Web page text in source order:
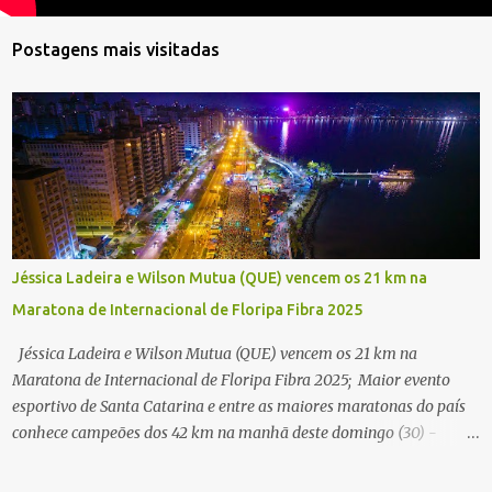
Postagens mais visitadas
Jéssica Ladeira e Wilson Mutua (QUE) vencem os 21 km na
Maratona de Internacional de Floripa Fibra 2025
Jéssica Ladeira e Wilson Mutua (QUE) vencem os 21 km na
Maratona de Internacional de Floripa Fibra 2025; Maior evento
esportivo de Santa Catarina e entre as maiores maratonas do país
conhece campeões dos 42 km na manhã deste domingo (30) -